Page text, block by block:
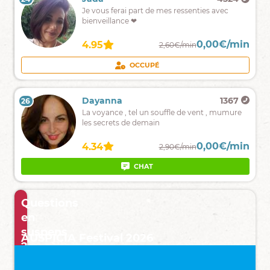
Questions
en
suspens
?
AUSPICIA Festival 2026
votre
écoute,
me
Comprendre
et
les
meilleures
avec
l'aide
mes
cauris...
4.85 0,00€/min
APPEL GRATUIT
Je vous ferai part de mes ressenties avec
bienveillance ❤
4.95 2,60€/min0,00€/min
OCCUPÉ
25 Natacha
19392
Je
vous
une
guidance
authentique
et
bienveillante.
4.97 2,39€/min 0,00€/min
26 Dayanna 1367
La voyance , tel un souffle de vent , mumure
les secrets de demain
4.34 2,90€/min0,00€/min
CHAT